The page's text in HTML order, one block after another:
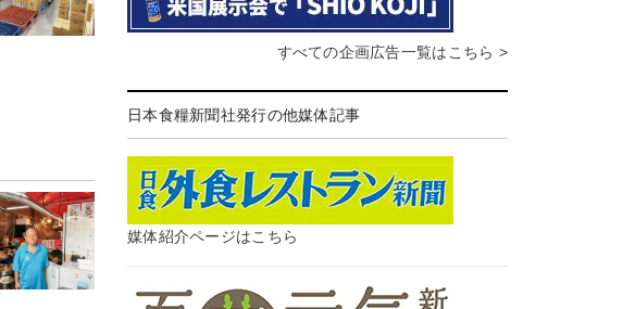
すべての企画広告一覧はこちら >
日本食糧新聞社発行の他媒体記事
媒体紹介ページはこちら